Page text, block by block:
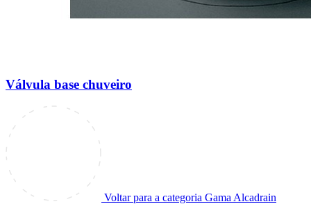
Válvula base chuveiro
Voltar para a categoria Gama Alcadrain